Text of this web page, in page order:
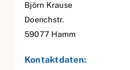
Björn Krause
Doenchstr.
59077 Hamm
Kontaktdaten: